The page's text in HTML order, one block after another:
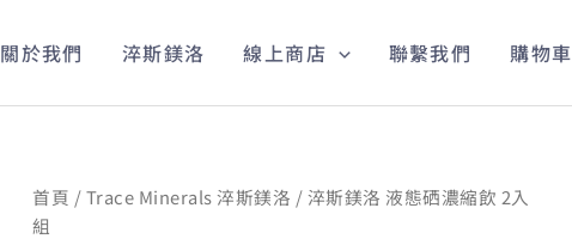
關於我們 淬斯鎂洛 線上商店 聯繫我們 購物車
首頁 /Trace Minerals 淬斯鎂洛 / 淬斯鎂洛 液態硒濃縮飲 2入
組